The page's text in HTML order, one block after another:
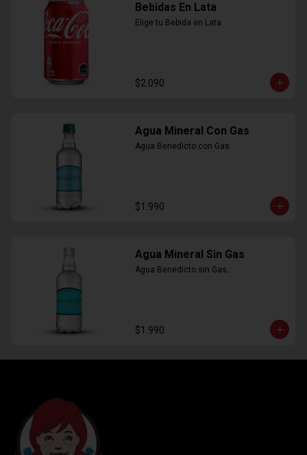
Bebidas En Lata
Elige tu Bebida en Lata
$2.090
Agua Mineral Con Gas
Agua Benedicto con Gas
$1.990
Agua Mineral Sin Gas
Agua Benedicto sin Gas..
$1.990